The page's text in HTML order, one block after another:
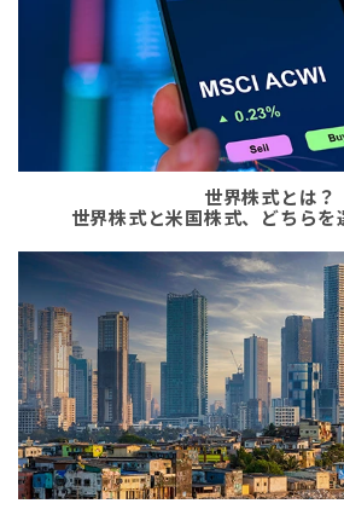
世界株式とは？
世界株式と米国株式、 どちらを